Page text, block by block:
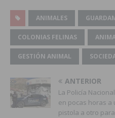
ANIMALES
COLONIAS FELINAS
GESTIÓN ANIMAL
ANTERIOR
La Policía
en pocas horas a
pistola a otro